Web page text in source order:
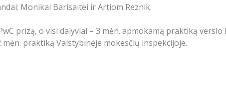
Monikai Barisaitei ir Artiom Reznik.
prizą, o visi dalyviai – 3 mėn. apmokamą praktiką
praktiką Valstybinėje mokesčių inspekcijoje.